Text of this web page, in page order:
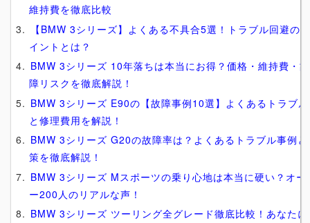
維持費を徹底比較
【BMW 3シリーズ】よくある不具合5選！トラブル回避の
イントとは？
BMW 3シリーズ 10年落ちは本当にお得？価格・維持費・故
障リスクを徹底解説！
BMW 3シリーズ E90の【故障事例10選】よくあるトラブル
と修理費用を解説！
BMW 3シリーズ G20の故障率は？よくあるトラブル事例
策を徹底解説！
BMW 3シリーズ Mスポーツの乗り心地は本当に硬い？オー
ー200人のリアルな声！
BMW 3シリーズ ツーリング全グレード徹底比較！あなた